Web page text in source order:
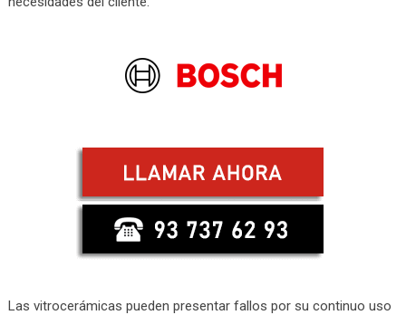
Las vitrocerámicas pueden presentar fallos por su continuo uso